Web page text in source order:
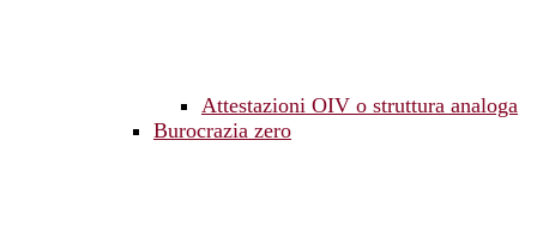
Attestazioni OIV o struttura analoga
Burocrazia zero